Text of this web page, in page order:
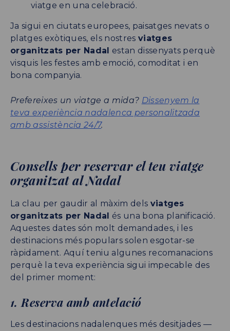
viatge en una celebració.
Ja sigui en ciutats europees, paisatges nevats o
platges exòtiques, els nostres viatges
organitzats per Nadal
estan dissenyats perquè
visquis les festes amb emoció, comoditat i en
bona companyia.
Prefereixes un viatge a mida? Dissenyem la
teva experiència nadalenca personalitzada
amb assistència 24/7.
Consells per reservar el teu viatge
organitzat al Nadal
La clau per gaudir al màxim dels viatges
organitzats per Nadal
és una bona planificació.
Aquestes dates són molt demandades, i les
destinacions més populars solen esgotar-se
ràpidament. Aquí teniu algunes recomanacions
perquè la teva experiència sigui impecable des
del primer moment:
1. Reserva amb antelació
Les destinacions nadalenques més desitjades —